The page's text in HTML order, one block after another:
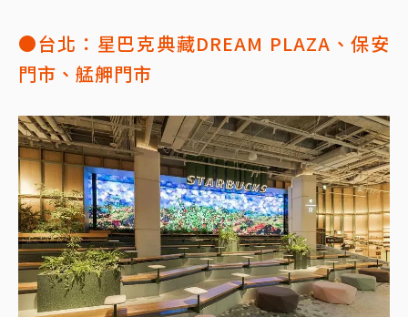
●台北：星巴克典藏DREAM PLAZA、保安
門市、艋舺門市